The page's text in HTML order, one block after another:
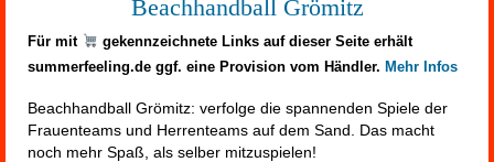
Beachhandball Grömitz
Für mit
gekennzeichnete Links auf dieser Seite erhält
summerfeeling.de ggf. eine Provision vom Händler. Mehr Infos
Beachhandball Grömitz: verfolge die spannenden Spiele der
Frauenteams und Herrenteams auf dem Sand. Das macht
noch mehr Spaß, als selber mitzuspielen!